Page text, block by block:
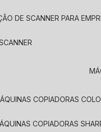
DE SCANNER PARA
MÁQUINAS COPIADORAS
MÁQUINAS COPIADORAS